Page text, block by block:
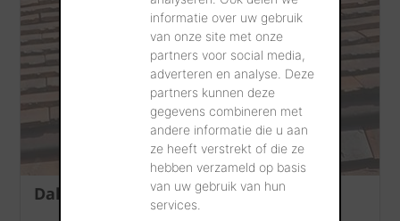
informatie over uw gebruik
van onze site met onze
partners voor social media,
adverteren en analyse. Deze
partners kunnen deze
gegevens combineren met
andere informatie die u aan
ze heeft verstrekt of die ze
hebben verzameld op basis
van uw gebruik van hun
services.
Dak